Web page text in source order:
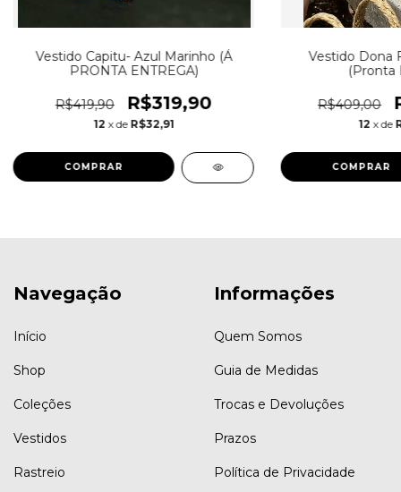
Vestido Capitu- Azul Marinho (Á
PRONTA ENTREGA)
R$419,90 R$319,90
12 x de R$32,91
COMPRAR
Vestido Dona
(Pronta
R$409,00
12 x de
COMPRAR
Navegação
Início
Shop
Coleções
Vestidos
Rastreio
Informações
Quem Somos
Guia de Medidas
Trocas e Devoluções
Prazos
Política de Privacidade